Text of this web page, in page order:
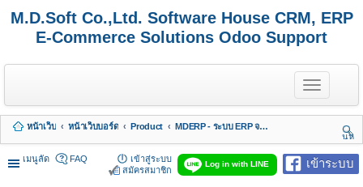
M.D.Soft Co.,Ltd. Software House CRM, ERP
E-Commerce Solutions Odoo Support
T
o
g
e
n
a
หน้าเว็บ หน้าเว็บบอร์ด Product
MDERP - ระบบ ERP จาก MDSoft พร้อมบริการ
นห
า
เมนูลัด
เข้าระบบ
Log in with LINE
FAQ
เข้าสู่ระบบ
สมัครสมาชิก